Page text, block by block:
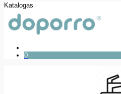
Katalogas
0